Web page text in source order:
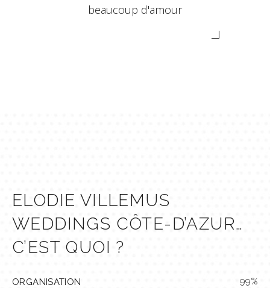
beaucoup d'amour
ELODIE VILLEMUS
WEDDINGS CÔTE-D’AZUR…
C’EST QUOI ?
ORGANISATION 99